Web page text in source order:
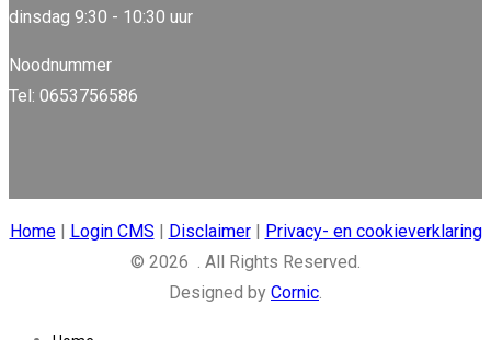
dinsdag 9:30 - 10:30 uur
Noodnummer
Tel: 0653756586
Home| Login CMS | Disclaimer| Privacy- en cookieverklaring
© 2026 . All Rights Reserved.
Designed by Cornic.